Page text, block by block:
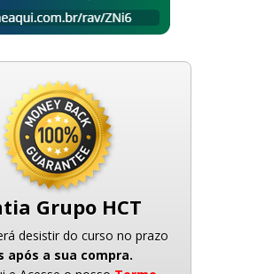
Grupo HCT
desistir do curso no prazo
após a sua compra.